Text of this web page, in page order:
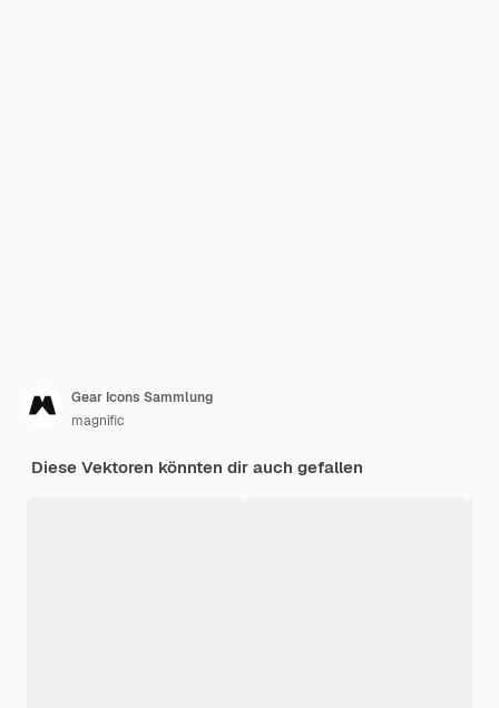
Gear Icons Sammlung
magnific
Diese Vektoren könnten dir auch gefallen